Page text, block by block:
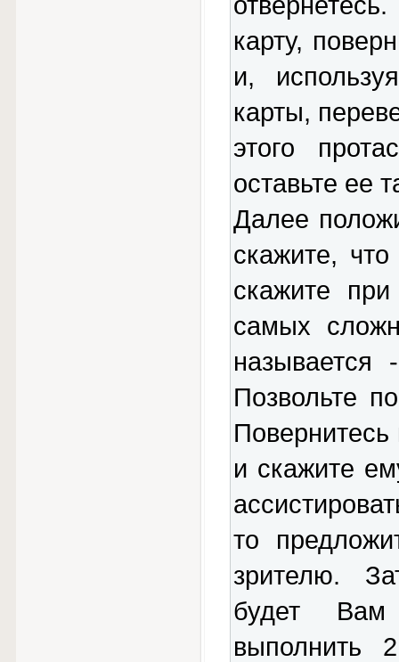
карту,
и,
карты,
этого
оставьте ее
Далее
скажите,
скажите
самых
называется
Позвольте
и скажите
то
зрителю.
будет Вам
выполнить